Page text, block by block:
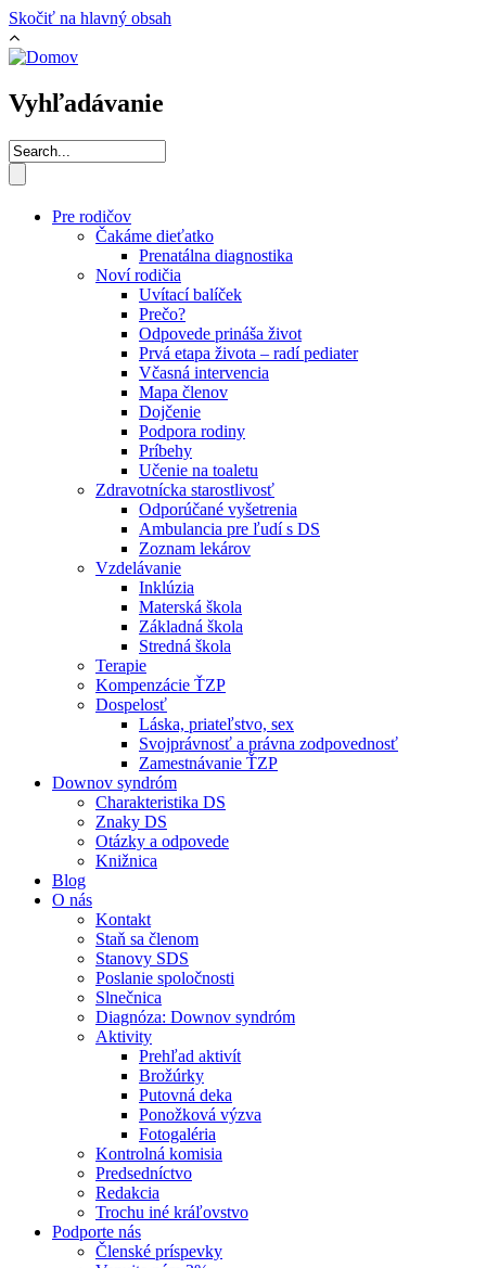
Skočiť na hlavný obsah
Vyhľadávanie
Pre rodičov
Čakáme dieťatko
Prenatálna diagnostika
Noví rodičia
Uvítací balíček
Prečo?
Odpovede prináša život
Prvá etapa života – radí pediater
Včasná intervencia
Mapa členov
Dojčenie
Podpora rodiny
Príbehy
Učenie na toaletu
Zdravotnícka starostlivosť
Odporúčané vyšetrenia
Ambulancia pre ľudí s DS
Zoznam lekárov
Vzdelávanie
Inklúzia
Materská škola
Základná škola
Stredná škola
Terapie
Kompenzácie ŤZP
Dospelosť
Láska, priateľstvo, sex
Svojprávnosť a právna zodpovednosť
Zamestnávanie ŤZP
Downov syndróm
Charakteristika DS
Znaky DS
Otázky a odpovede
Knižnica
Blog
O nás
Kontakt
Staň sa členom
Stanovy SDS
Poslanie spoločnosti
Slnečnica
Diagnóza: Downov syndróm
Aktivity
Prehľad aktivít
Brožúrky
Putovná deka
Ponožková výzva
Fotogaléria
Kontrolná komisia
Predsedníctvo
Redakcia
Trochu iné kráľovstvo
Podporte nás
Členské príspevky